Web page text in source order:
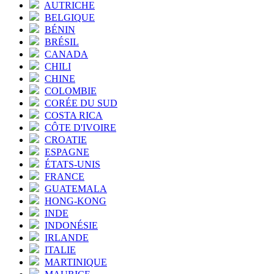
AUTRICHE
BELGIQUE
BÉNIN
BRÉSIL
CANADA
CHILI
CHINE
COLOMBIE
CORÉE DU SUD
COSTA RICA
CÔTE D'IVOIRE
CROATIE
ESPAGNE
ÉTATS-UNIS
FRANCE
GUATEMALA
HONG-KONG
INDE
INDONÉSIE
IRLANDE
ITALIE
MARTINIQUE